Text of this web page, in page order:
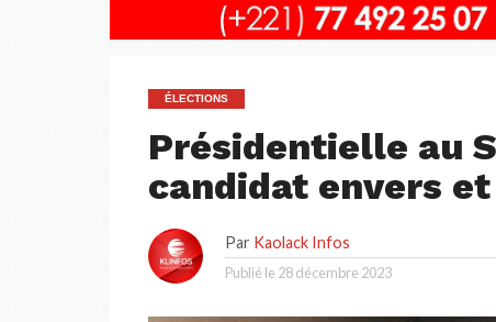
ÉLECTIONS
Présidentielle au
candidat envers
Par Kaolack Infos
Publié le 28 décembre 2023